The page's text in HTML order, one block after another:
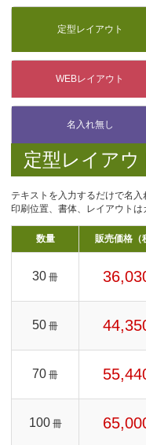
定型レイアウ
テキストを入力するだけで名入
印刷位置、書体、レイアウトは
数量 販売価格（
30 冊
50 冊
70 冊
100 冊